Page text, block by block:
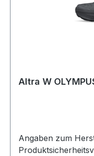
Altra W
Angaben zum